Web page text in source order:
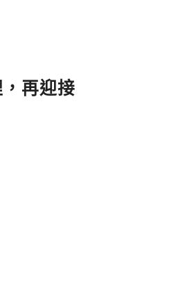
再迎接